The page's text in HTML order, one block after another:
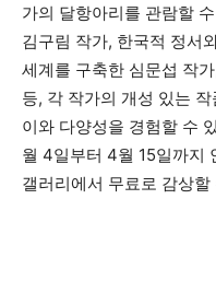
가의 달항아리를 관람할
김구림 작가, 한국적 정서
세계를 구축한 심문섭 작
등, 각 작가의 개성 있는
이와 다양성을 경험할 수
월 4일부터 4월 15일까지
갤러리에서 무료로 감상할